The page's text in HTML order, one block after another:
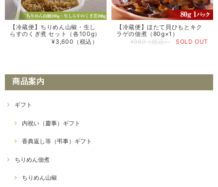
【冷蔵便】ちりめん山椒・生し
らすのくぎ煮 セット（各100g）
¥3,600（税込）
【冷蔵便】ほたて貝ひもとキク
ラゲの佃煮（80g×1）
¥980（税込）
SOLD OUT
商品案内
ギフト
内祝い（慶事）ギフト
香典返し等（弔事）ギフト
ちりめん佃煮
ちりめん山椒